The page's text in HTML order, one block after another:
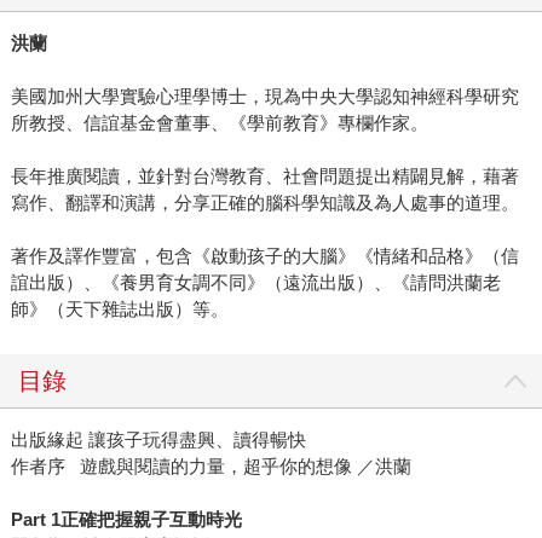
洪蘭
美國加州大學實驗心理學博士，現為中央大學認知神經科學研究
所教授、信誼基金會董事、《學前教育》專欄作家。
長年推廣閱讀，並針對台灣教育、社會問題提出精闢見解，藉著
寫作、翻譯和演講，分享正確的腦科學知識及為人處事的道理。
著作及譯作豐富，包含《啟動孩子的大腦》《情緒和品格》（信
誼出版）、《養男育女調不同》（遠流出版）、《請問洪蘭老
師》（天下雜誌出版）等。
目錄
出版緣起 讓孩子玩得盡興、讀得暢快
作者序 遊戲與閱讀的力量，超乎你的想像 ／洪蘭
Part 1正確把握親子互動時光